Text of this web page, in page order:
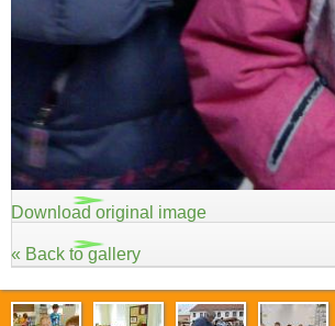
Download original image
« Back to gallery